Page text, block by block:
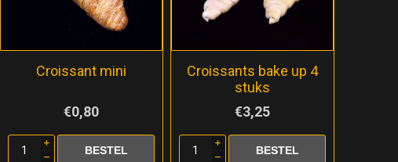
Croissant mini
€0,80
i
h
Croissants bake up 4
stuks
€3,25
i
h